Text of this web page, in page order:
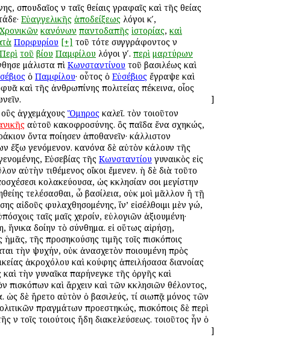
σπουδαῖος ἐν ταῖς θείαις γραφαῖς καὶ τῆς θείας
Εὐαγγελικῆς ἀποδείξεως λόγοι κʹ,
Χρονικῶν κανόνων παντοδαπῆς ἱστορίας, καὶ
Πορφυρίου [+] τοῦ τότε συγγράφοντος ἐν
Περὶ τοῦ βίου Παμφίλου λόγοι γʹ. περὶ μαρτύρων
μάλιστα ἐπὶ Κωνσταντίνου τοῦ βασιλέως καὶ
ὁ Παμφίλου· οὗτος ὁ Εὐσέβιος ἔγραψε καὶ
καὶ τῆς ἀνθρωπίνης πολιτείας ἐπέκεινα, οἷος
]
ἀγχεμάχους Ὅμηρος καλεῖ. τὸν τοιοῦτον
αὐτοῦ κακοφροσύνης. ὃς παῖδα ἕνα ἐσχηκώς,
ὄντα ἐποίησεν ἀποθανεῖν· κάλλιστον
ἔξω γενόμενον. κανόνα δὲ αὐτὸν ἐκάλουν τῆς
Εὐσεβίας τῆς Κωνσταντίου γυναικὸς εἰς
αὐτὴν τιθέμενος οἴκοι ἔμενεν. ἡ δὲ διὰ τοῦτο
κολακεύουσα, ὡς ἐκκλησίαν σοι μεγίστην
τελέσασθαι, ὦ βασίλεια, οὐκ ἐμοὶ μᾶλλον ἢ τῇ
αἰδοῦς φυλαχθησομένης, ἵν’ εἰσέλθοιμι μὲν ἐγώ,
ταῖς ἐμαῖς χερσίν, εὐλογιῶν ἀξιουμένη·
ἥνικα δοίην τὸ σύνθημα. εἰ οὕτως αἱρήσῃ,
τῆς προσηκούσης τιμῆς τοῖς ἐπισκόποις
τὴν ψυχήν, οὐκ ἀνασχετὸν ποιουμένη πρὸς
ἀκροχόλου καὶ κούφης ἀπειλήσασα διανοίας
καὶ τὴν γυναῖκα παρήνεγκε τῆς ὀργῆς καὶ
ἐπισκόπων καὶ ἄρχειν καὶ τῶν ἐκκλησιῶν ἐθέλοντος,
ὡς δὲ ἤρετο αὐτὸν ὁ βασιλεύς, τί σιωπᾷ μόνος τῶν
πραγμάτων προεστηκώς, ἐπισκόποις δὲ περὶ
τοῖς τοιούτοις ἤδη διακελεύσεως. τοιοῦτος ἦν ὁ
]